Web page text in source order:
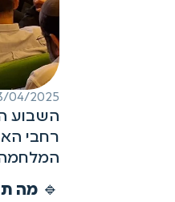
04/2025
רחבי
המלחמה
🔹מה